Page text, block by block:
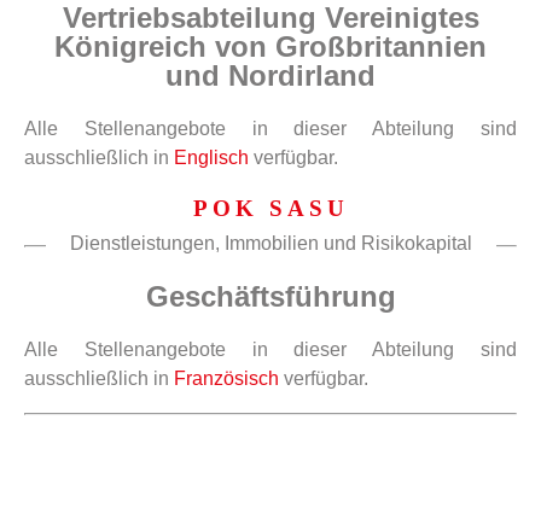
Vertriebsabteilung Vereinigtes
Königreich von Großbritannien
und Nordirland
Alle Stellenangebote in dieser Abteilung sind
ausschließlich in Englisch verfügbar.
POK SASU
Dienstleistungen, Immobilien und Risikokapital
Geschäftsführung
Alle Stellenangebote in dieser Abteilung sind
ausschließlich in Französisch verfügbar.